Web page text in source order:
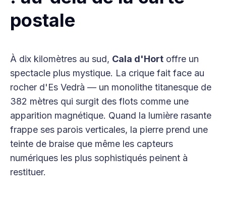
postale
À dix kilomètres au sud, Cala d'Hort offre un
spectacle plus mystique. La crique fait face au
rocher d'Es Vedrà — un monolithe titanesque de
382 mètres qui surgit des flots comme une
apparition magnétique. Quand la lumière rasante
frappe ses parois verticales, la pierre prend une
teinte de braise que même les capteurs
numériques les plus sophistiqués peinent à
restituer.